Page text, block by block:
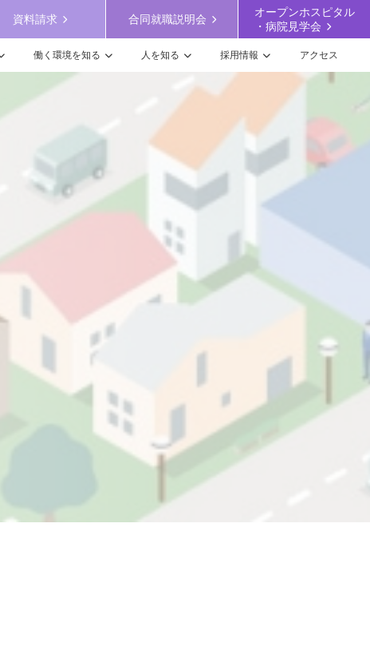
資料請求 合同就職説明会
オープンホスピタル
・病院見学会
働く環境を知る 人を知る 採用情報 アクセス